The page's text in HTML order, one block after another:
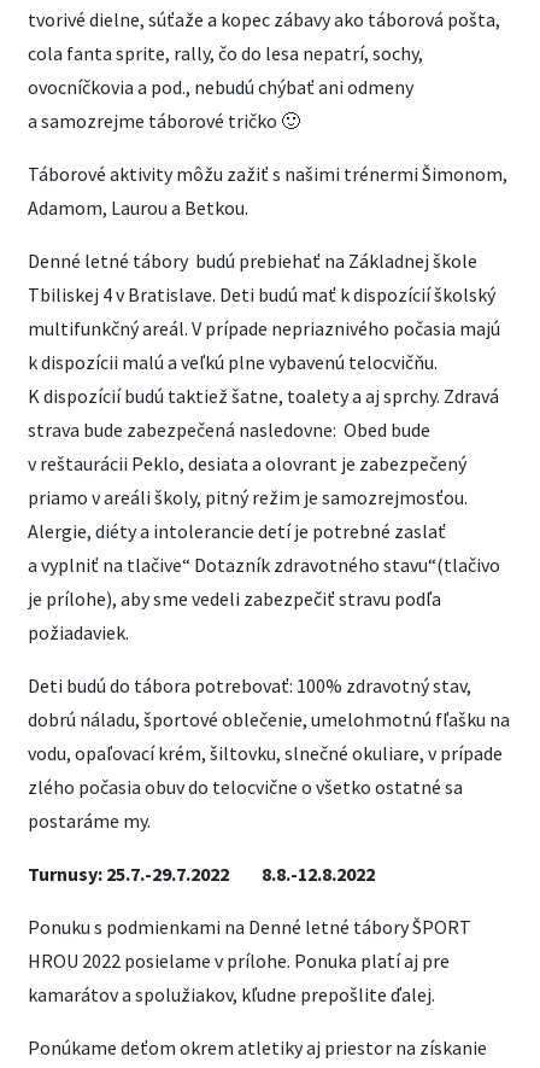
tvorivé dielne, súťaže a kopec zábavy ako táborová pošta,
cola fanta sprite, rally, čo do lesa nepatrí, sochy,
ovocníčkovia a pod., nebudú chýbať ani odmeny
a samozrejme táborové tričko 🙂
Táborové aktivity môžu zažiť s našimi trénermi Šimonom,
Adamom, Laurou a Betkou.
Denné letné tábory budú prebiehať na Základnej škole
Tbiliskej 4 v Bratislave. Deti budú mať k dispozícií školský
multifunkčný areál. V prípade nepriaznivého počasia majú
k dispozícii malú a veľkú plne vybavenú telocvičňu.
K dispozícií budú taktiež šatne, toalety a aj sprchy. Zdravá
strava bude zabezpečená nasledovne: Obed bude
v reštaurácii Peklo, desiata a olovrant je zabezpečený
priamo v areáli školy, pitný režim je samozrejmosťou.
Alergie, diéty a intolerancie detí je potrebné zaslať
a vyplniť na tlačive“ Dotazník zdravotného stavu“(tlačivo
je prílohe), aby sme vedeli zabezpečiť stravu podľa
požiadaviek.
Deti budú do tábora potrebovať: 100% zdravotný stav,
dobrú náladu, športové oblečenie, umelohmotnú fľašku na
vodu, opaľovací krém, šiltovku, slnečné okuliare, v prípade
zlého počasia obuv do telocvične o všetko ostatné sa
postaráme my.
Turnusy: 25.7.-29.7.2022 8.8.-12.8.2022
Ponuku s podmienkami na Denné letné tábory ŠPORT
HROU 2022 posielame v prílohe. Ponuka platí aj pre
kamarátov a spolužiakov, kľudne prepošlite ďalej.
Ponúkame deťom okrem atletiky aj priestor na získanie